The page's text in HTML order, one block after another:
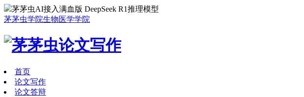
茅茅虫AI接入满血版 DeepSeek R1推理模型
茅茅虫学院生物医学学院
首页
论文写作
论文答辩